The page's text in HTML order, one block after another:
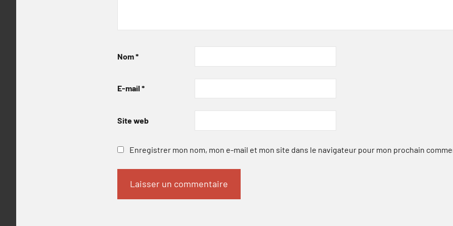
Nom*
E-mail *
Site web
Enregistrer mon nom, mon e-mail et mon site dans le navigateur pour mon prochain